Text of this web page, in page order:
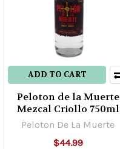
ADD TO CART
Peloton de la Muerte
Mezcal Criollo 750ml
Peloton De La Muerte
$44.99